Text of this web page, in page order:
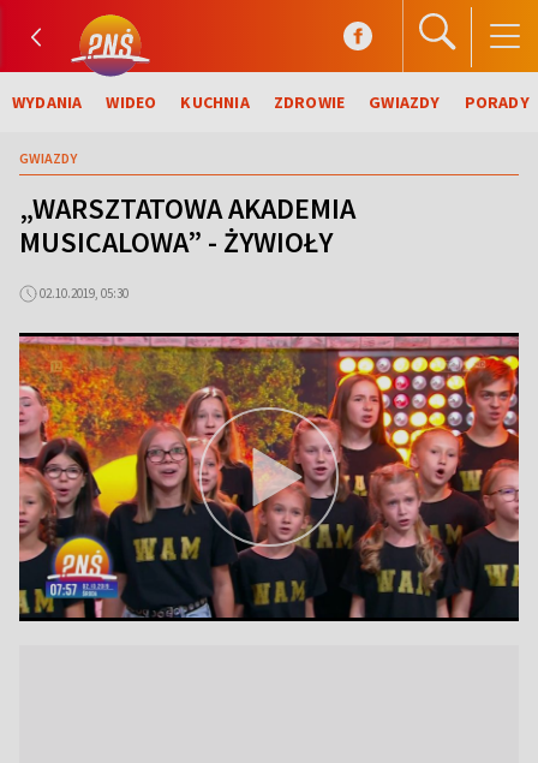
WYDANIA WIDEO KUCHNIA ZDROWIE GWIAZDY PORADY
GWIAZDY
„WARSZTATOWA AKADEMIA
MUSICALOWA” - ŻYWIOŁY
02.10.2019, 05:30